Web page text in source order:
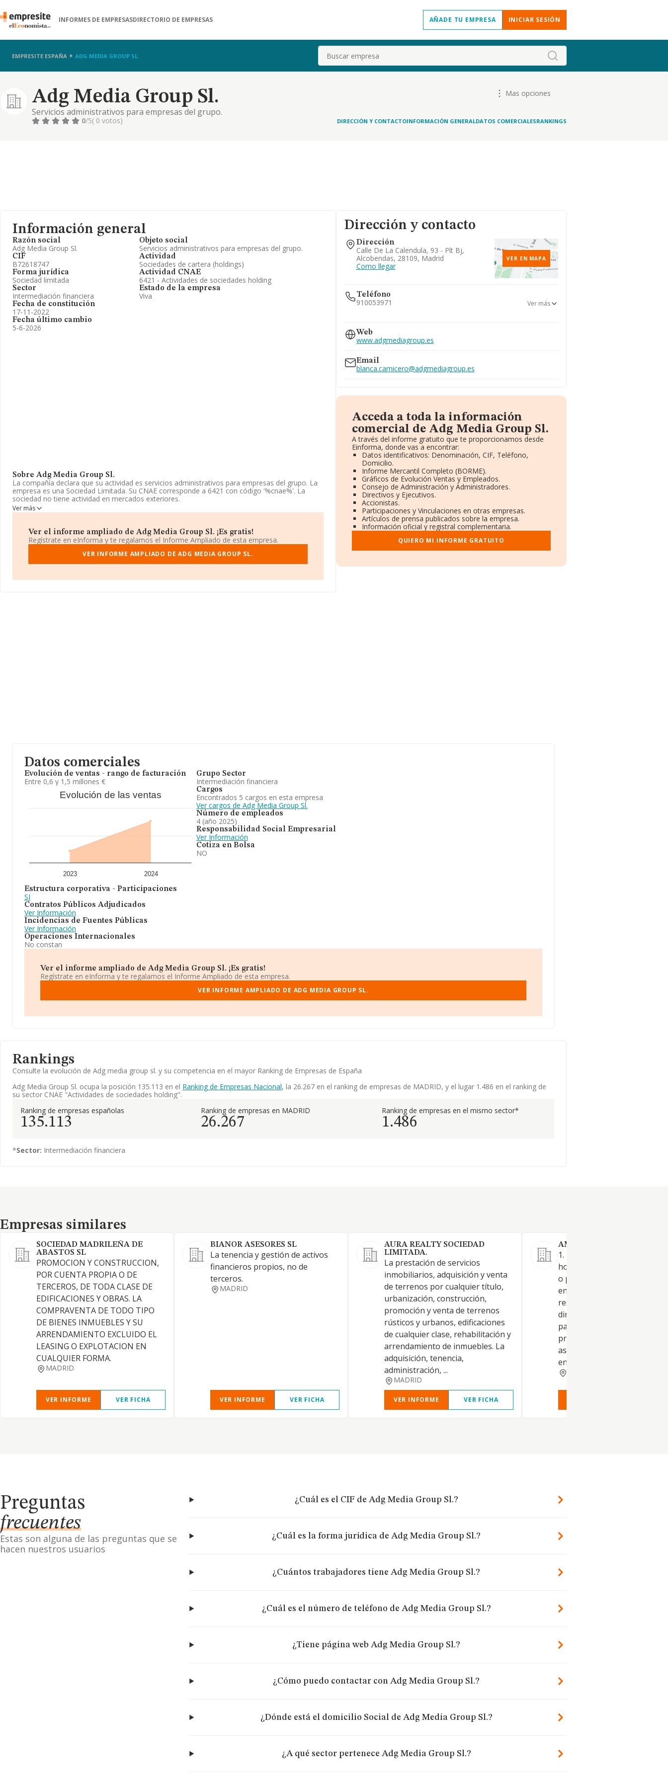
INFORMES DE EMPRESASDIRECTORIO DE EMPRESAS AÑADE TU EMPRESA INICIAR SESIÓN
EMPRESITE ESPAÑA ADG MEDIA GROUP SL. Buscar
Adg Media Group Sl.
Servicios administrativos para empresas del grupo.
Mas opciones
0/5( 0 votos) DIRECCIÓN Y CONTACTOINFORMACIÓN GENERALDATOS COMERCIALESRANKINGS
Información general
Razón social
Adg Media Group Sl.
CIF
B72618747
Forma jurídica
Sociedad limitada
Sector
Intermediación financiera
Fecha de constitución
17-11-2022
Fecha último cambio
5-6-2026
Objeto social
Servicios administrativos para empresas del grupo.
Actividad
Sociedades de cartera (holdings)
Actividad CNAE
6421 - Actividades de sociedades holding
Estado de la empresa
Viva
Sobre Adg Media Group Sl.
La compañía declara que su actividad es servicios administrativos para empresas del grupo. La
empresa es una Sociedad Limitada. Su CNAE corresponde a 6421 con código '%cnae%'. La
sociedad no tiene actividad en mercados exteriores.
Los empleados han aumentado un 300% y atendiendo a los datos disponibles en INFORMA,
Dentro del ranking de empresas elaborado por INFORMA, atendiendo a los niveles de
facturación de la compañía, se destaca que: ha subido de hasta 55 puestos en 2024 a nivel
sectorial, pasando del 1.541 al 1.486 puesto. Se encuentran mejor posicionadas las siguientes
empresas del sector:Corporacion Goenka S.AyDisan Latinoamerica Corporation S.L; sin
Sociedad Limitada. Ha ganado 29.672 puestos en el ranking nacional, pasando del 164.785 al
Ver más
Ver el informe ampliado de Adg Media Group Sl. ¡Es gratis!
Regístrate en eInforma y te regalamos el Informe Ampliado de esta empresa.
VER INFORME AMPLIADO DE ADG MEDIA GROUP SL.
Dirección y contacto
Dirección
Calle De La Calendula, 93 - Plt Bj,
Alcobendas, 28109, Madrid
Como llegar
VER EN MAPA
Teléfono
910053971 Ver más
Web
www.adgmediagroup.es
Email
blanca.carnicero@adgmediagroup.es
Acceda a toda la información
comercial de Adg Media Group Sl.
A través del informe gratuito que te proporcionamos desde
Einforma, donde vas a encontrar:
Datos identificativos: Denominación, CIF, Teléfono,
Domicilio.
Informe Mercantil Completo (BORME).
Gráficos de Evolución Ventas y Empleados.
Consejo de Administración y Administradores.
Directivos y Ejecutivos.
Accionistas.
Participaciones y Vinculaciones en otras empresas.
Artículos de prensa publicados sobre la empresa.
Información oficial y registral complementaria.
QUIERO MI INFORME GRATUITO
Datos comerciales
Evolución de ventas - rango de facturación
Entre 0,6 y 1,5 millones €
Evolución de las ventas
2023 2024
Estructura corporativa - Participaciones
SI
Contratos Públicos Adjudicados
Ver Información
Incidencias de Fuentes Públicas
Ver Información
Operaciones Internacionales
No constan
Grupo Sector
Intermediación financiera
Cargos
Encontrados 5 cargos en esta empresa
Ver cargos de Adg Media Group Sl.
Número de empleados
4 (año 2025)
Responsabilidad Social Empresarial
Ver Información
Cotiza en Bolsa
NO
Ver el informe ampliado de Adg Media Group Sl. ¡Es gratis!
Regístrate en eInforma y te regalamos el Informe Ampliado de esta empresa.
VER INFORME AMPLIADO DE ADG MEDIA GROUP SL.
Rankings
Consulte la evolución de Adg media group sl. y su competencia en el mayor Ranking de Empresas de España
Adg Media Group Sl. ocupa la posición 135.113 en el Ranking de Empresas Nacional, la 26.267 en el ranking de empresas de MADRID, y el lugar 1.486 en el ranking de
su sector CNAE "Actividades de sociedades holding".
Ranking de empresas españolas
135.113
Ranking de empresas en MADRID
26.267
Ranking de empresas en el mismo sector*
1.486
*Sector: Intermediación financiera
Empresas similares
Empresas similares
SOCIEDAD MADRILEÑA DE
ABASTOS SL
PROMOCION Y CONSTRUCCION,
POR CUENTA PROPIA O DE
TERCEROS, DE TODA CLASE DE
EDIFICACIONES Y OBRAS. LA
COMPRAVENTA DE TODO TIPO
DE BIENES INMUEBLES Y SU
ARRENDAMIENTO EXCLUIDO EL
LEASING O EXPLOTACION EN
CUALQUIER FORMA.
MADRID
VER INFORME VER FICHA
BIANOR ASESORES SL
La tenencia y gestión de activos
financieros propios, no de
terceros.
MADRID
VER INFORME VER FICHA
AURA REALTY SOCIEDAD
LIMITADA.
La prestación de servicios
inmobiliarios, adquisición y venta
de terrenos por cualquier título,
urbanización, construcción,
promoción y venta de terrenos
rústicos y urbanos, edificaciones
de cualquier clase, rehabilitación y
arrendamiento de inmuebles. La
adquisición, tenencia,
administración, ...
MADRID
VER INFORME VER FICHA
AMBAR OCEAN SL.
1. La actuación como
holding mediante la
o participación en el capital
entidades residentes y no
residentes en territorio
dirigiendo y gestionando
participaciones así como la
prestación de servicios de
asesoramiento y apoyo a las
entidades participadas...
Preguntas
frecuentes
Estas son alguna de las preguntas que se
hacen nuestros usuarios
¿Cuál es el CIF de Adg Media Group Sl.?
¿Cuál es la forma jurídica de Adg Media Group Sl.?
¿Cuántos trabajadores tiene Adg Media Group Sl.?
¿Cuál es el número de teléfono de Adg Media Group Sl.?
¿Tiene página web Adg Media Group Sl.?
¿Cómo puedo contactar con Adg Media Group Sl.?
¿Dónde está el domicilio Social de Adg Media Group Sl.?
¿A qué sector pertenece Adg Media Group Sl.?